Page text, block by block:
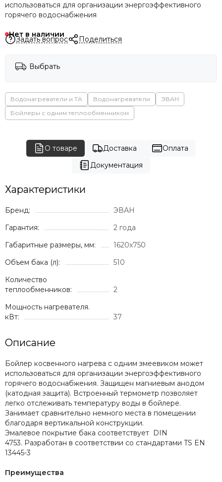
использоваться для организации энергоэффективного
горячего водоснабжения
Нет в наличии
Задать вопрос Поделиться
Выбрать
Водонагреватели и ТА Водонагреватели
ЭВАН
Бойлеры с одним теплообменником
О товаре Доставка
Оплата
Документация
Характеристики
Бренд:
ЭВАН
Гарантия:
2 года
Габаритные размеры, мм:
1620x750
Объем бака (л):
510
Количество
теплообменников:
2
Мощность нагревателя.
кВт:
37
Описание
Бойлер косвенного нагрева с одним змеевиком может
использоваться для организации энергоэффективного
горячего водоснабжения. Защищен магниевым анодом
(катодная защита). Встроенный термометр позволяет
легко отслеживать температуру воды в бойлере.
Занимает сравнительно немного места в помещении
благодаря вертикальной конструкции.
Эмалевое покрытие бака соответствует DIN
4753. Разработан в соответствии со стандартами TS EN
13445-3
Преимущества